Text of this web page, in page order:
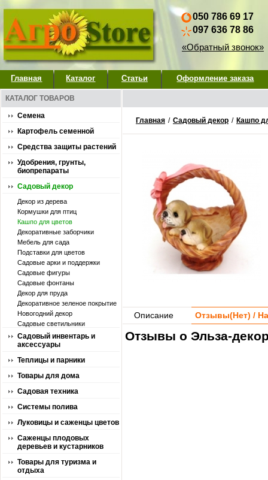
050 786 69 17
097 636 78 86
«Обратный звонок»
Главная Каталог Статьи Оформление заказа
КАТАЛОГ ТОВАРОВ
Семена
Картофель семенной
Средства защиты растений
Удобрения, грунты,
биопрепараты
Садовый декор
Декор из дерева
Кормушки для птиц
Кашпо для цветов
Декоративные заборчики
Мебель для сада
Подставки для цветов
Садовые арки и поддержки
Садовые фигуры
Садовые фонтаны
Декор для пруда
Декоративное зеленое покрытие
Новогодний декор
Садовые светильники
Садовый инвентарь и
аксессуары
Теплицы и парники
Товары для дома
Садовая техника
Системы полива
Луковицы и саженцы цветов
Саженцы плодовых
деревьев и кустарников
Товары для туризма и
отдыха
Главная / Садовый декор / Кашпо
Описание Отзывы(Нет) /
Отзывы о Эльза-